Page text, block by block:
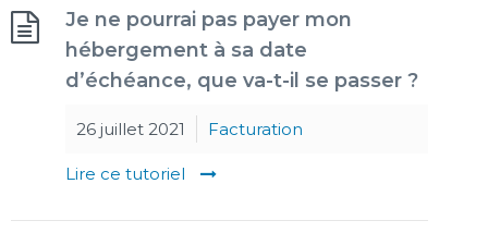
Je ne pourrai pas payer mon
hébergement à sa date
d’échéance, que va-t-il se passer ?
26 juillet 2021 Facturation
Lire ce tutoriel